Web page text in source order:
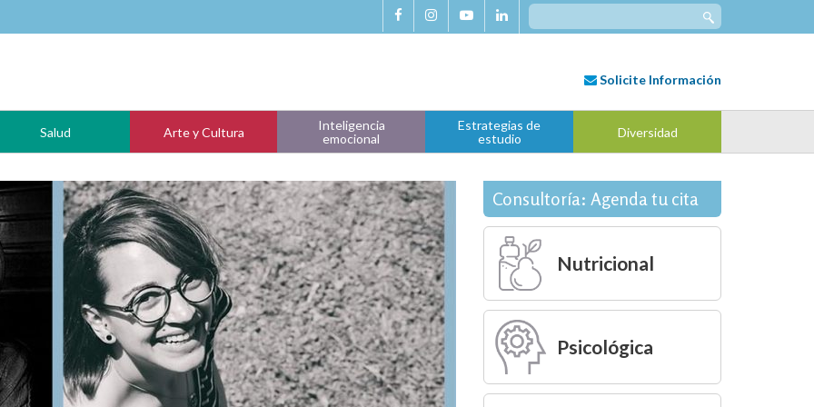
Search
for:
Solicite Información
Salud Arte y Cultura
Inteligencia
emocional
Estrategias de
estudio
Diversidad
Consultoría: Agenda tu cita
Nutricional
Psicológica